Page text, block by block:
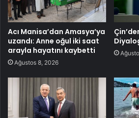
Acı Manisa’dan Amasya’ya
uzandı: Anne oğul iki saat
arayla hayatını kaybetti
Ağustos 8, 2026